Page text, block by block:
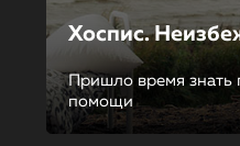
Хоспис.
Пришло время знать
помощи